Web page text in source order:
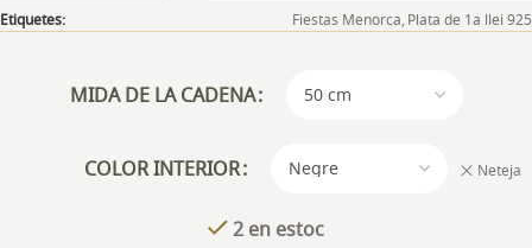
Etiquetes: Fiestas Menorca,Plata de 1a llei 925
MIDA DE LA CADENA
COLOR INTERIOR Neteja
2 en estoc